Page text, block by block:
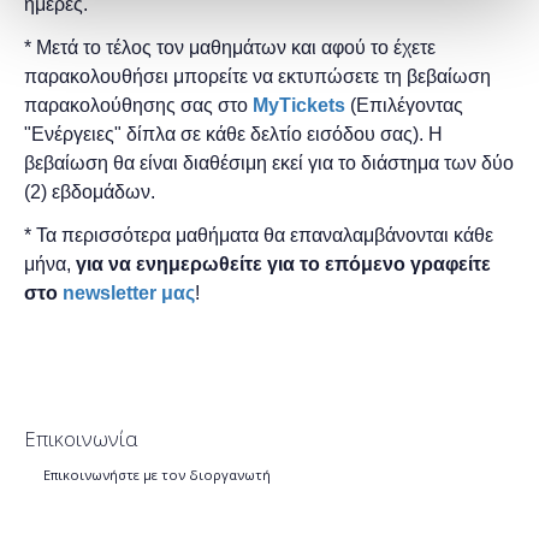
* Μετά το τέλος τον μαθημάτων και αφού το έχετε
παρακολουθήσει μπορείτε να εκτυπώσετε τη βεβαίωση
παρακολούθησης ​σας στο MyTickets (Επιλέγοντας
"Ενέργειες" δίπλα σε κάθε δελτίο εισόδου σας). Η
βεβαίωση θα είναι διαθέσιμη εκεί για το διάστημα των δύο
(2) εβδομάδων.
* Τα περισσότερα μαθήματα θα επαναλαμβάνονται κάθε
μήνα, για να ενημερωθείτε για το επόμενο γραφείτε
στο newsletter μας!
Επικοινωνία
Επικοινωνήστε με τον διοργανωτή